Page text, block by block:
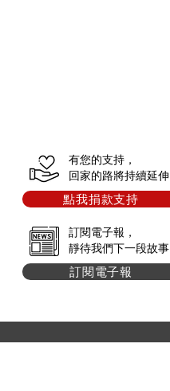
有您的支持，
回家的路將持續延伸
點我捐款支持
訂閱電子報，
靜待我們下一段故事
訂閱電子報